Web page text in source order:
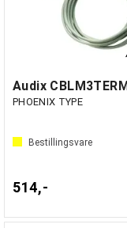
PHOENIX TYPE
Bestillingsvare
514,-